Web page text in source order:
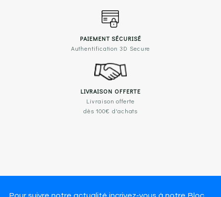
PAIEMENT SÉCURISÉ
Authentification 3D Secure
LIVRAISON OFFERTE
Livraison offerte
dès 100€ d'achats